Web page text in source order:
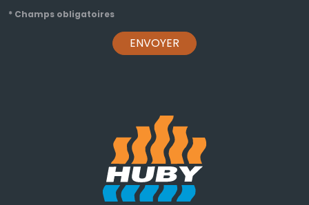
* Champs obligatoires
ENVOYER